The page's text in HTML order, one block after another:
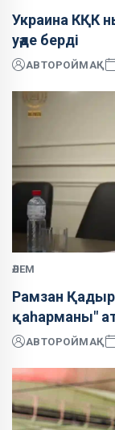
Украина КҚК
уәде берді
АВТОРОЙМАҚ
ӘЛЕМ
Рамзан
қаһарманы"
АВТОРОЙМАҚ